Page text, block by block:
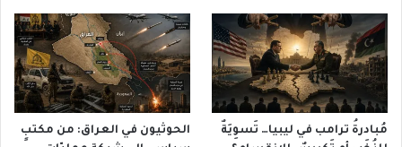
مُبادرةُ ترامب في ليبيا… تَسوِيَةٌ
الحوثيون في العراق: من مكتبٍ